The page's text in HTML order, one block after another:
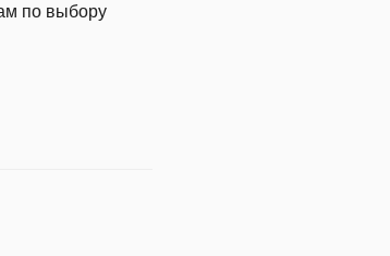
по выбору